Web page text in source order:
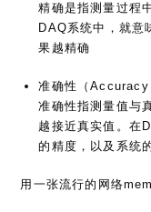
精确是指测量过程
DAQ系统中，就意
果越精确
准确性（Accuracy
准确性指测量值与
越接近真实值。在
的精度，以及系统
用一张流行的网络